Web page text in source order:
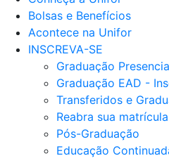
Bolsas e Benefícios
Acontece na Unifor
INSCREVA-SE
Graduação
Graduação EAD -
Transferidos e
Reabra sua
Pós-Graduação
Educação